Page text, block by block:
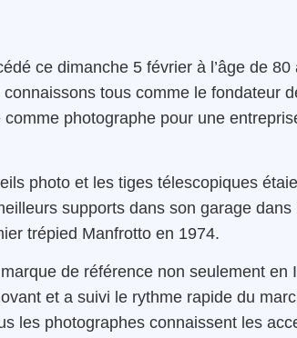
ce dimanche 5 février à l’âge de 80
tous comme le fondateur
photographe pour une
photo et les tiges télescopiques
supports dans son garage dans
trépied Manfrotto en 1974.
de référence non seulement en
et a suivi le rythme rapide du
les photographes connaissent les